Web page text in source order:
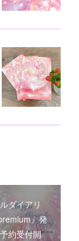
ダイアリ
』発
約受付開